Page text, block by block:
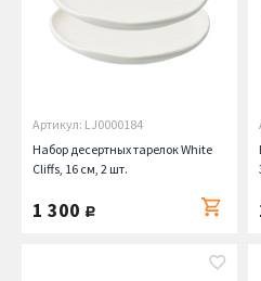
Артикул: LJ0000184
Набор десертных тарелок White
Cliffs, 16 см, 2 шт.
1 300 руб.